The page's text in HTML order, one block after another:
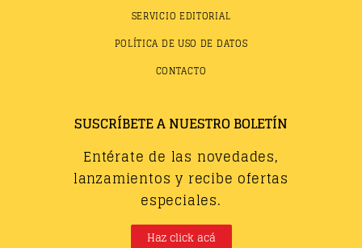
SERVICIO EDITORIAL
POLÍTICA DE USO DE DATOS
CONTACTO
SUSCRÍBETE A NUESTRO BOLETÍN
Entérate de las novedades,
lanzamientos y recibe ofertas
especiales.
Haz click acá